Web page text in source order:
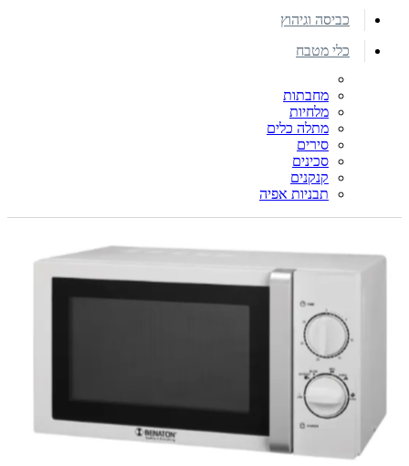
כביסה וגיהוץ
כלי מטבח
מחבתות
מלחיות
מתלה כלים
סירים
סכינים
קנקנים
תבניות אפיה